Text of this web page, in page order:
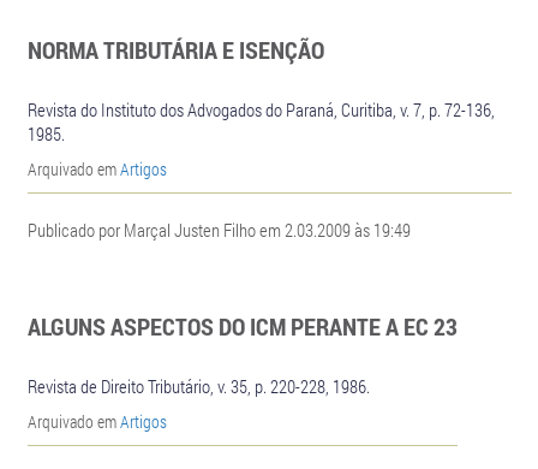
NORMA TRIBUTÁRIA E ISENÇÃO
Revista do Instituto dos Advogados do Paraná, Curitiba, v. 7, p. 72-136,
1985.
Arquivado emArtigos
Publicado por Marçal Justen Filho em 2.03.2009 às 19:49
ALGUNS ASPECTOS DO ICM PERANTE A EC 23
Revista de Direito Tributário, v. 35, p. 220-228, 1986.
Arquivado emArtigos